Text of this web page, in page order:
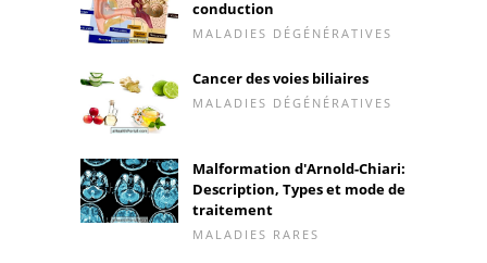
conduction
MALADIES DÉGÉNÉRATIVES
Cancer des voies biliaires
MALADIES DÉGÉNÉRATIVES
Malformation d'Arnold-Chiari:
Description, Types et mode de
traitement
MALADIES RARES